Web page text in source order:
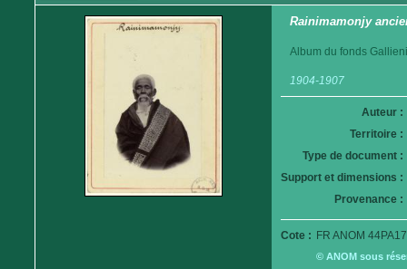
Rainimamonjy
Album du fonds
1904-1907
Auteur :
Territoire :
Type de document :
Support et dimensions :
Provenance :
Cote : FR ANOM
© ANOM sous